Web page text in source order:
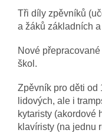
Tři díly zpěvníků
a žáků základních
Nové
škol.
Zpěvník pro děti od
lidových, ale i
kytaristy (akordové
klavíristy (na jednu